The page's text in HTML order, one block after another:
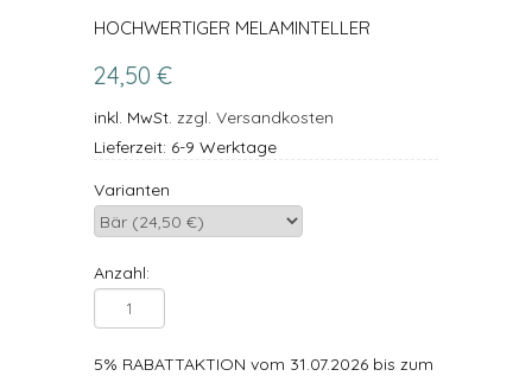
HOCHWERTIGER MELAMINTELLER
24,50 €
inkl. MwSt. zzgl. Versandkosten
Lieferzeit: 6-9 Werktage
Varianten
Anzahl:
5% RABATTAKTION vom 31.07.2026 bis zum